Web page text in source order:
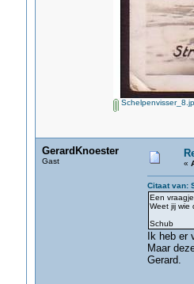
GerardKnoester
Gast «
Citaat van:
Een
Weet jij wie
Schub
Ik heb er
Maar
Gerard.